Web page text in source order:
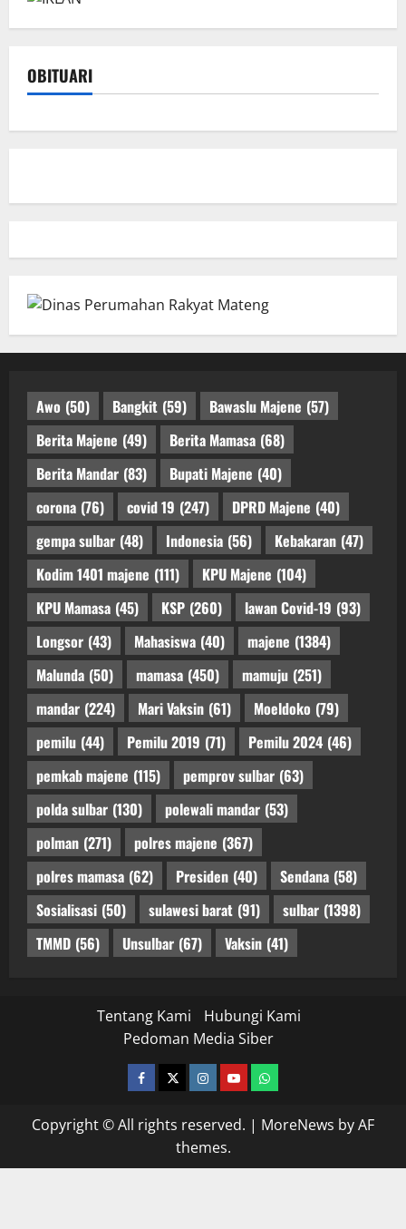
OBITUARI
Awo (50) Bangkit (59) Bawaslu Majene (57)
Berita Majene (49) Berita Mamasa (68)
Berita Mandar (83) Bupati Majene (40)
corona (76) covid 19 (247) DPRD Majene (40)
gempa sulbar (48) Indonesia (56) Kebakaran (47)
Kodim 1401 majene (111) KPU Majene (104)
KPU Mamasa (45) KSP (260) lawan Covid-19 (93)
Longsor (43) Mahasiswa (40) majene (1384)
Malunda (50) mamasa (450) mamuju (251)
mandar (224) Mari Vaksin (61) Moeldoko (79)
pemilu (44) Pemilu 2019 (71) Pemilu 2024 (46)
pemkab majene (115) pemprov sulbar (63)
polda sulbar (130) polewali mandar (53)
polman (271) polres majene (367)
polres mamasa (62) Presiden (40) Sendana (58)
Sosialisasi (50) sulawesi barat (91) sulbar (1398)
TMMD (56) Unsulbar (67) Vaksin (41)
Tentang Kami
Hubungi Kami
Pedoman Media Siber
facebooktwitterinstagram.com
youtubewhatsapp
Copyright © All rights reserved. | MoreNews by AF
themes.